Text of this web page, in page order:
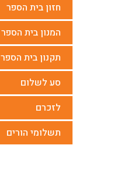
חזון בית הספר
המנון בית הספר
תקנון בית הספר
סע לשלום
לזכרם
תשלומי הורים